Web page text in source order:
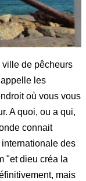
de pêcheurs
les
où vous vous
A quoi, ou a qui,
connait
des
"et dieu créa la
mais